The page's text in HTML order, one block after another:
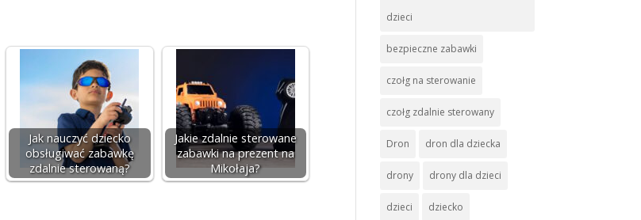
Jak nauczyć dziecko
obsługiwać zabawkę
zdalnie sterowaną?
Jakie zdalnie sterowane
zabawki na prezent na
Mikołaja?
dzieci
bezpieczne zabawki
czołg na sterowanie
czołg zdalnie sterowany
Dron dron dla dziecka
drony drony dla dzieci
dzieci dziecko